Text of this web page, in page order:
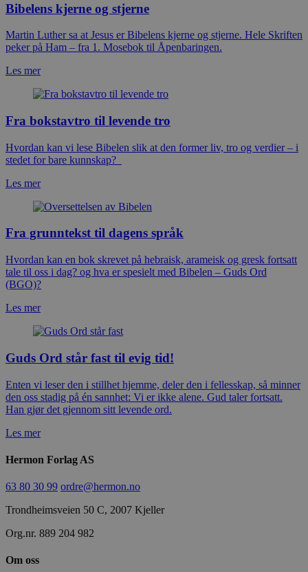
Bibelens kjerne og stjerne
Martin Luther sa at Jesus er Bibelens kjerne og stjerne. Hele Skriften
peker på Ham – fra 1. Mosebok til Åpenbaringen.
Les mer
Fra bokstavtro til levende tro
Hvordan kan vi lese Bibelen slik at den former liv, tro og verdier – i
stedet for bare kunnskap?
Les mer
Fra grunntekst til dagens språk
Hvordan kan en bok skrevet på hebraisk, arameisk og gresk fortsatt
tale til oss i dag? og hva er spesielt med Bibelen – Guds Ord
(BGO)?
Les mer
Guds Ord står fast til evig tid!
Enten vi leser den i stillhet hjemme, deler den i fellesskap, så minner
den oss stadig på én sannhet: Vi er ikke alene. Gud taler fortsatt.
Han gjør det gjennom sitt levende ord.
Les mer
Hermon Forlag AS
63 80 30 99 ordre@hermon.no
Trondheimsveien 50 C, 2007 Kjeller
Org.nr. 889 204 982
Om oss